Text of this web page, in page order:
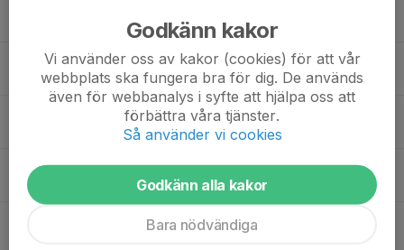
Tor
Godkänn kakor
Vi använder oss av kakor (cookies) för att vår
webbplats ska fungera bra för dig. De används
även för webbanalys i syfte att hjälpa oss att
förbättra våra tjänster.
Så använder vi cookies
Godkänn alla kakor
Bara nödvändiga